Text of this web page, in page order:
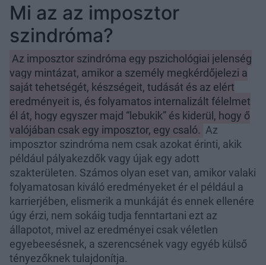
Mi az az imposztor
szindróma?
Az imposztor szindróma egy pszichológiai jelenség
vagy mintázat, amikor a személy megkérdőjelezi a
saját tehetségét, készségeit, tudását és az elért
eredményeit is, és folyamatos internalizált félelmet
él át, hogy egyszer majd “lebukik” és kiderül, hogy ő
valójában csak egy imposztor, egy csaló. Az
imposztor szindróma nem csak azokat érinti, akik
például pályakezdők vagy újak egy adott
szakterületen. Számos olyan eset van, amikor valaki
folyamatosan kiváló eredményeket ér el például a
karrierjében, elismerik a munkáját és ennek ellenére
úgy érzi, nem sokáig tudja fenntartani ezt az
állapotot, mivel az eredményei csak véletlen
egyebeesésnek, a szerencsének vagy egyéb külső
tényezőknek tulajdonítja.